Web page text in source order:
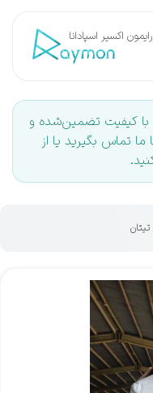
با کیفیت تضمین‌شده و
تماس بگیرید یا از
​رایمون اکسیر اسپادانا